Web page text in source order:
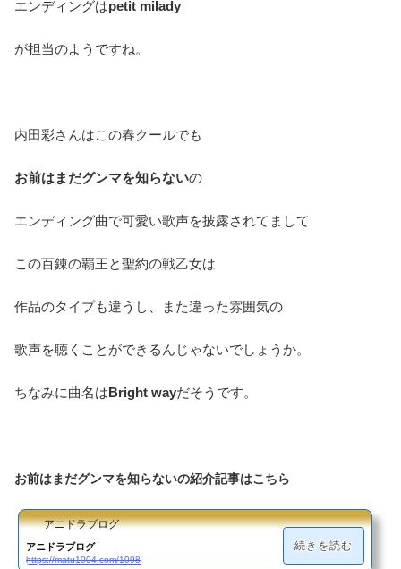
エンディングはpetit milady
が担当のようですね。
内田彩さんはこの春クールでも
お前はまだグンマを知らないの
エンディング曲で可愛い歌声を披露されてまして
この百錬の覇王と聖約の戦乙女は
作品のタイプも違うし、また違った雰囲気の
歌声を聴くことができるんじゃないでしょうか。
ちなみに曲名はBright wayだそうです。
お前はまだグンマを知らないの紹介記事はこちら
アニドラブログ
アニドラブログ
https://matu1004.com/1098
続きを読む